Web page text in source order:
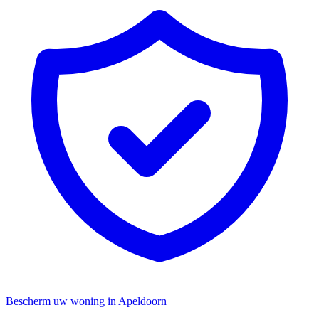
Bescherm uw woning in Apeldoorn